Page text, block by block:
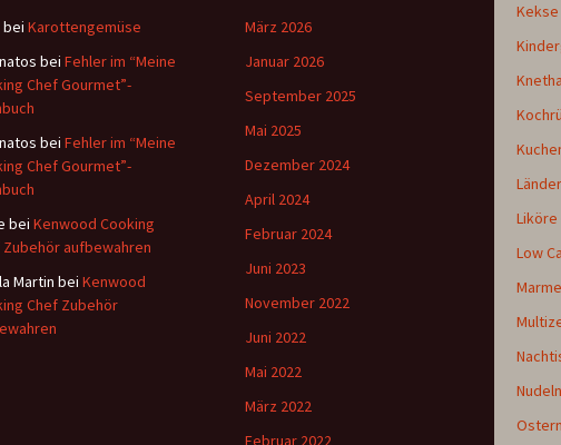
Liköre
Low
Ostern
bei Karottengemüse
bei Fehler im “Meine
Chef Gourmet”-
bei Fehler im “Meine
Chef Gourmet”-
bei Kenwood Cooking
Zubehör aufbewahren
Martin bei Kenwood
Chef Zubehör
März 2026
Januar 2026
September 2025
Mai 2025
Dezember 2024
April 2024
Februar 2024
Juni 2023
November 2022
Juni 2022
Mai 2022
März 2022
Februar 2022